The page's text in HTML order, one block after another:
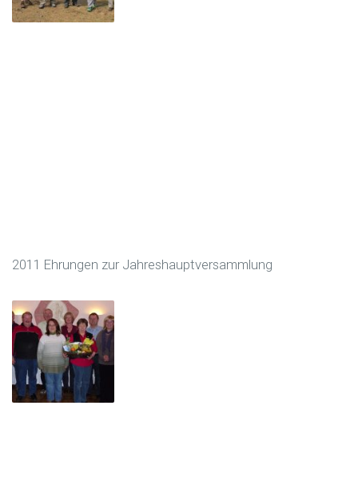
2011 Ehrungen zur Jahreshauptversammlung